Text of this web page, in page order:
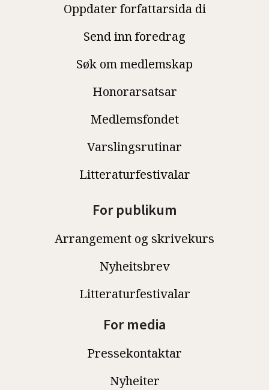
Oppdater forfattarsida di
Send inn foredrag
Søk om medlemskap
Honorarsatsar
Medlemsfondet
Varslingsrutinar
Litteraturfestivalar
For publikum
Arrangement og skrivekurs
Nyheitsbrev
Litteraturfestivalar
For media
Pressekontaktar
Nyheiter